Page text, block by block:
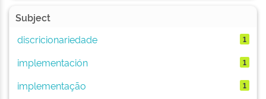
Subject
discricionariedade
1
implementación 1
implementação 1